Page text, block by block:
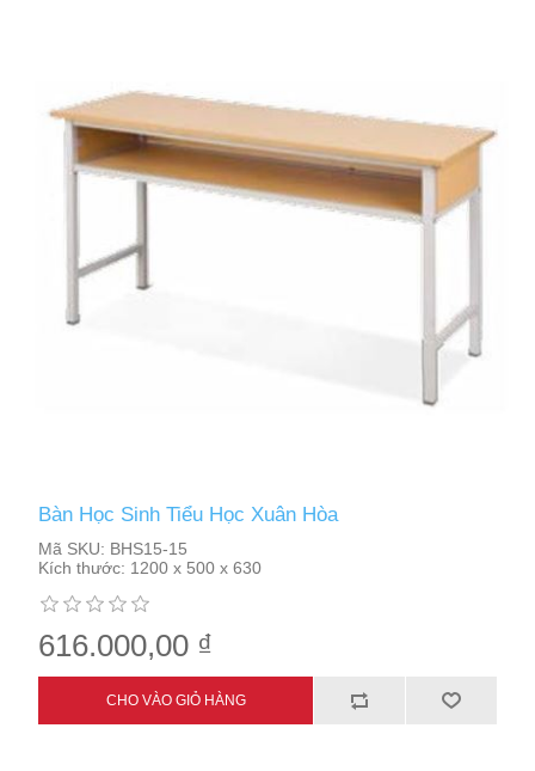
Bàn Học Sinh Tiểu Học Xuân Hòa
Mã SKU: BHS15-15
Kích thước: 1200 x 500 x 630
616.000,00 ₫